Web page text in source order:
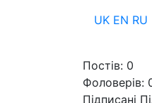
UK EN RU
Постів: 0
Фоловерів:
Підписані